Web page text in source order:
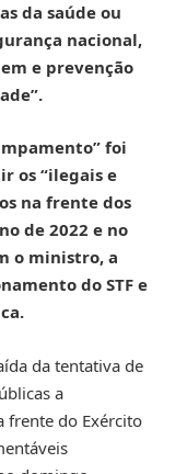
da saúde ou
nacional,
e prevenção
foi
os “ilegais e
na frente dos
de 2022 e no
o ministro, a
do STF e
da tentativa de
a
frente do Exército